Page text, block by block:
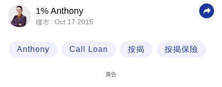
商
業
1% Anthony
樓市 Oct 17 2015
Anthony Call Loan 按揭 按揭保險
廣告